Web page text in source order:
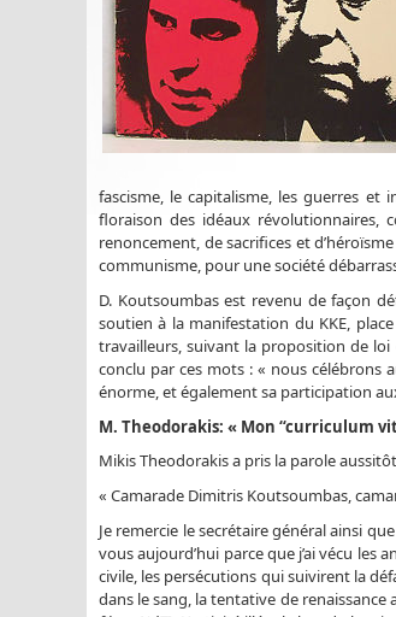
fascisme, le capitalisme, les guerres et
floraison des idéaux révolutionnaires,
renoncement, de sacrifices et
communisme, pour une société
D. Koutsoumbas est revenu de façon
soutien à la manifestation du KKE,
travailleurs, suivant la proposition de loi
conclu par ces mots : « nous célébrons
énorme, et également sa participation
M. Theodorakis: « Mon “curriculum
Mikis Theodorakis a pris la parole
« Camarade Dimitris Koutsoumbas,
Je remercie le secrétaire général ainsi
vous aujourd’hui parce que j’ai vécu les
civile, les persécutions qui suivirent la
dans le sang, la tentative de renaissance